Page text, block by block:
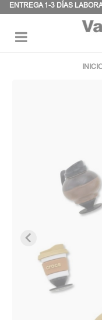
ENTREGA 1-3 DÍAS
Panel de gestión de